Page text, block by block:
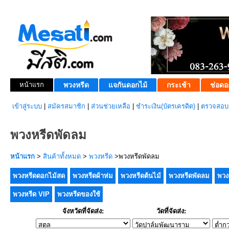
หน้าแรก พวงหรีด แจกันดอกไม้ กระเช้า ช่อดอ
เข้าสู่ระบบ สมัครสมาชิก ส่วนช่วยเหลือ ชำระเงิน(บัตรเครดิต) ตรวจสอ
พวงหรีดพัดลม
หน้าแรก > สินค้าทั้งหมด > พวงหรีด >พวงหรีดพัดลม
พวงหรีดดอกไม้สด พวงหรีดผ้าห่ม พวงหรีดต้นไม้ พวงหรีดพัดลม พว
พวงหรีด VIP พวงหรีดของใช้
จังหวัดที่จัดส่ง: วัดที่จัดส่ง: